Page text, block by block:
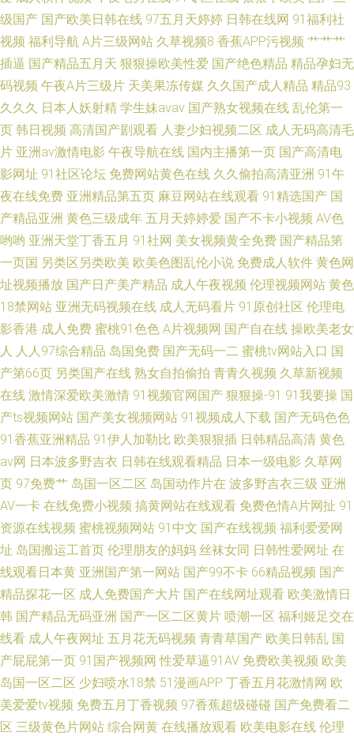
级国产 国产欧美日韩在线 97五月天婷婷 日韩在线网 91福利社
视频 福利导航 A片三级网站 久草视频8 香蕉APP污视频 艹艹艹
插逼 国产精品五月天 狠狠操欧美性爱 国产绝色精品 精品孕妇无
码视频 午夜A片三级片 天美果冻传媒 久久国产成人精品 精品93
久久久 日本人妖射精 学生妹avav 国产熟女视频在线 乱伦第一
页 韩日视频 高清国产剧观看 人妻少妇视频二区 成人无码高清毛
片 亚洲av激情电影 午夜导航在线 国内主播第一页 国产高清电
影网址 91社区论坛 免费网站黄色在线 久久偷拍高清亚洲 91午
夜在线免费 亚洲精品第五页 麻豆网站在线观看 91精选国产 国
产精品亚洲 黄色三级成年 五月天婷婷爱 国产不卡小视频 AV色
哟哟 亚洲天堂丁香五月 91社网 美女视频黄全免费 国产精品第
一页国 另类区另类欧美 欧美色图乱伦小说 免费成人软件 黄色网
址视频播放 国产日产美产精品 成人午夜视频 伦理视频网站 黄色
18禁网站 亚洲无码视频在线 成人无码看片 91原创社区 伦理电
影香港 成人免费 蜜桃91色色 A片视频网 国产自在线 操欧美老女
人 人人97综合精品 岛国免费 国产无码一二 蜜桃tv网站入口 国
产第66页 另类国产在线 熟女自拍偷拍 青青久视频 久草新视频
在线 激情深爱欧美激情 91视频官网国产 狠狠操-91 91我要操 国
产ts视频网站 国产美女视频网站 91视频成人下载 国产无码色色
91香蕉亚洲精品 91伊人加勒比 欧美狠狠插 日韩精品高清 黄色
av网 日本波多野吉衣 日韩在线观看精品 日本一级电影 久草网
页 97免费艹 岛国一区二区 岛国动作片在 波多野吉衣三级 亚洲
AV一卡 在线免费小视频 搞黄网站在线观看 免费色情A片网扯 91
资源在线视频 蜜桃视频网站 91中文 国产在线视频 福利爱爱网
址 岛国搬运工首页 伦理朋友的妈妈 丝袜女同 日韩性爱网址 在
线观看日本黄 亚洲国产第一网站 国产99不卡 66精品视频 国产
精品探花一区 成人免费国产大片 国产在线网址观看 欧美激情日
韩 国产精品无码亚洲 国产一区二区黄片 喷潮一区 福利姬足交在
线看 成人午夜网址 五月花无码视频 青青草国产 欧美日韩乱 国
产屁屁第一页 91国产视频网 性爱草逼91AV 免费欧美视频 欧美
岛国一区二区 少妇喷水18禁 51漫画APP 丁香五月花激情网 欧
美爱爱tv视频 免费五月丁香视频 97香蕉超级碰碰 国产免费看二
区 三级黄色片网站 综合网黄 在线播放观看 欧美电影在线 伦理